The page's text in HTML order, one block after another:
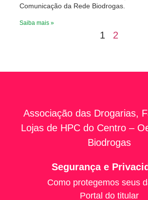
Comunicação da Rede Biodrogas.
Saiba mais »
1 2
Associação das Drogarias,
Lojas de HPC do Centro –
Biodrogas
Segurança e
Como protegemos seus
Portal do titular